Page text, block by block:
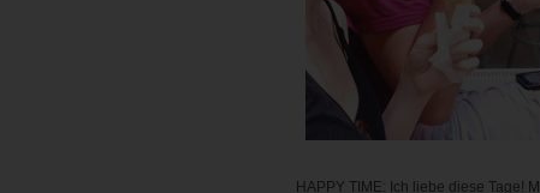
HAPPY TIME: Ich liebe diese Tage!